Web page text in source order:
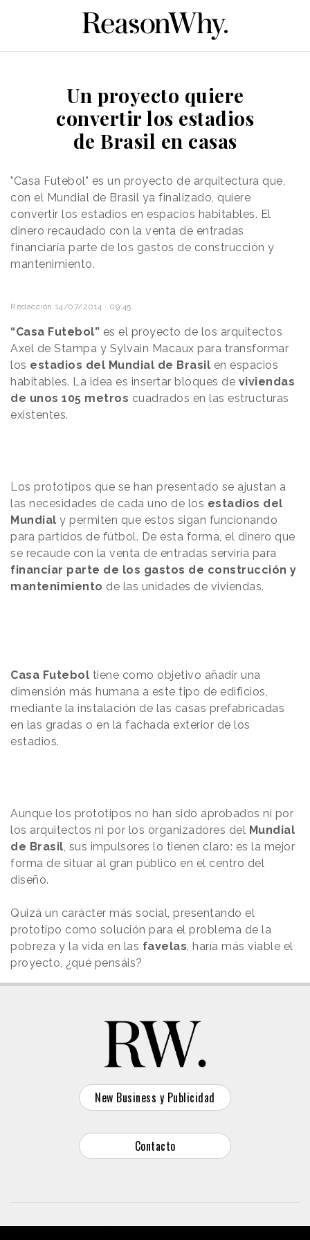
Un proyecto quiere
convertir los estadios
de Brasil en casas
"Casa Futebol" es un proyecto de arquitectura que,
con el Mundial de Brasil ya finalizado, quiere
convertir los estadios en espacios habitables. El
dinero recaudado con la venta de entradas
financiaría parte de los gastos de construcción y
mantenimiento.
Redacción 14/07/2014 · 09:45
“Casa Futebol” es el proyecto de los arquitectos
Axel de Stampa y Sylvain Macaux para transformar
los estadios del Mundial de Brasil en espacios
habitables. La idea es insertar bloques de viviendas
de unos 105 metros cuadrados en las estructuras
existentes.
Los prototipos que se han presentado se ajustan a
las necesidades de cada uno de los estadios del
Mundial y permiten que estos sigan funcionando
para partidos de fútbol. De esta forma, el dinero que
se recaude con la venta de entradas serviría para
financiar parte de los gastos de construcción y
mantenimiento de las unidades de viviendas.
Casa Futebol tiene como objetivo añadir una
dimensión más humana a este tipo de edificios,
mediante la instalación de las casas prefabricadas
en las gradas o en la fachada exterior de los
estadios.
Aunque los prototipos no han sido aprobados ni por
los arquitectos ni por los organizadores del Mundial
de Brasil , sus impulsores lo tienen claro: es la mejor
forma de situar al gran público en el centro del
diseño.
Quizá un carácter más social, presentando el
prototipo como solución para el problema de la
pobreza y la vida en las favelas , haría más viable el
proyecto, ¿qué pensáis?
New Business y Publicidad
Contacto
© 2026 Reason Why